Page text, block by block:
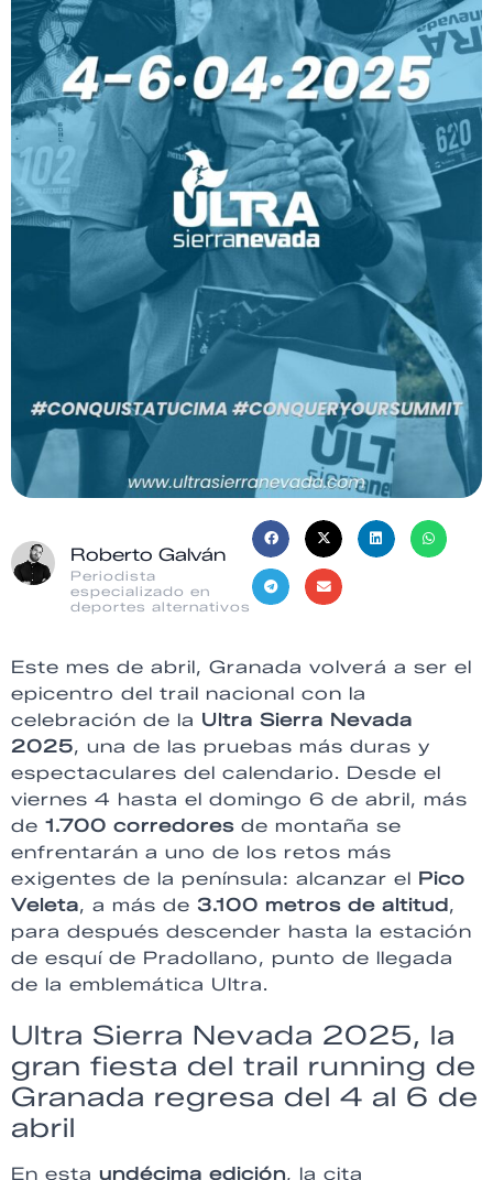
Roberto Galván
Periodista
especializado en
deportes alternativos
Este mes de abril, Granada volverá a ser el
epicentro del trail nacional con la
celebración de la Ultra Sierra Nevada
2025, una de las pruebas más duras y
espectaculares del calendario. Desde el
viernes 4 hasta el domingo 6 de abril, más
de 1.700 corredores de montaña se
enfrentarán a uno de los retos más
exigentes de la península: alcanzar el Pico
Veleta, a más de 3.100 metros de altitud ,
para después descender hasta la estación
de esquí de Pradollano, punto de llegada
de la emblemática Ultra.
Ultra Sierra Nevada 2025, la
gran fiesta del trail running de
Granada regresa del 4 al 6 de
abril
En esta undécima edición, la cita